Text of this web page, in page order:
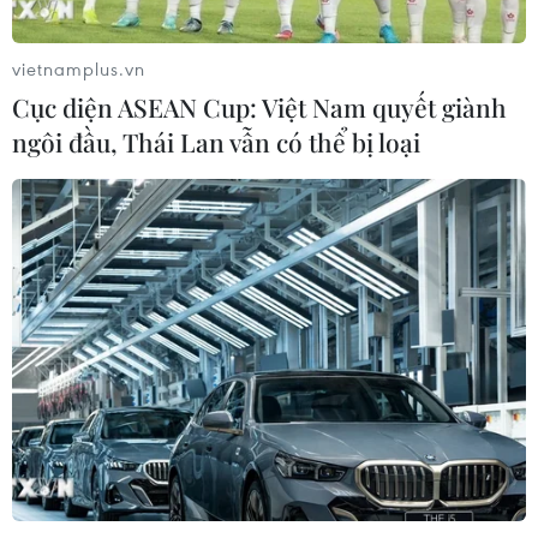
Phim truyền hình về lực lượng cứu hỏa sẽ
lên sóng dịp Tết Nguyên đán
31/01/2024 09:26
Phim truyền hình “Đi về phía lửa” là sự tri ân những hy
vietnamplus.vn
Cục diện ASEAN Cup: Việt Nam quyết giành
ngôi đầu, Thái Lan vẫn có thể bị loại